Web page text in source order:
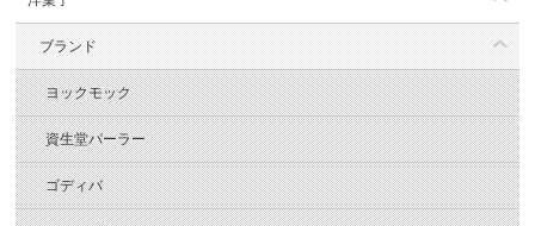
ブランド
ヨックモック
資生堂パーラー
ゴディバ